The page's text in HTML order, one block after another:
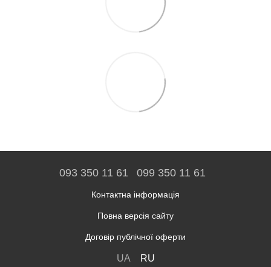
093 350 11 61 099 350 11 61
Контактна інформація
Повна версія сайту
Договір публічної оферти
UA RU